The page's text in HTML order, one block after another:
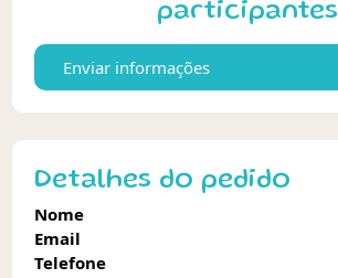
participantes
Enviar informações
Detalhes do pedido
Nome
Email
Telefone